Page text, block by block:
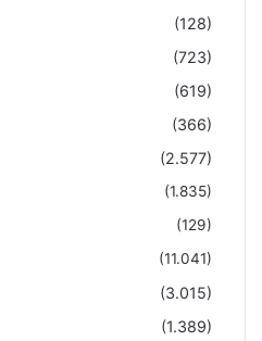
(128)
(723)
(619)
(366)
(2.577)
(1.835)
(129)
(11.041)
(3.015)
(1.389)